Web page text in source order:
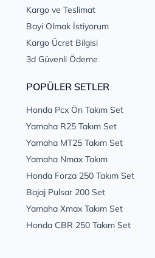
Kargo ve Teslimat
Bayi Olmak İstiyorum
Kargo Ücret Bilgisi
3d Güvenli Ödeme
POPÜLER SETLER
Honda Pcx Ön Takım Set
Yamaha R25 Takım Set
Yamaha MT25 Takım Set
Yamaha Nmax Takım
Honda Forza 250 Takım Set
Bajaj Pulsar 200 Set
Yamaha Xmax Takım Set
Honda CBR 250 Takım Set